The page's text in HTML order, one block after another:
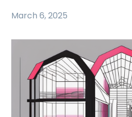
March 6, 2025